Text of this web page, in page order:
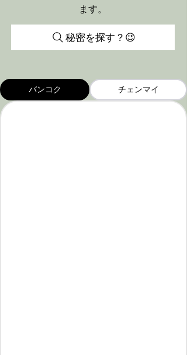
ます。
秘密を探す？😉
バンコク チェンマイ